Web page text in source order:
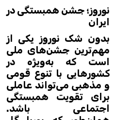
نوروز؛ جشن همبستگی در
ایران
بدون شک نوروز یکی از
مهم‌ترین جشن‌های ملی
است که به‌ویژه در
کشورهایی با تنوع قومی
و مذهبی می‌تواند عاملی
برای تقویت همبستگی
اجتماعی باشد.